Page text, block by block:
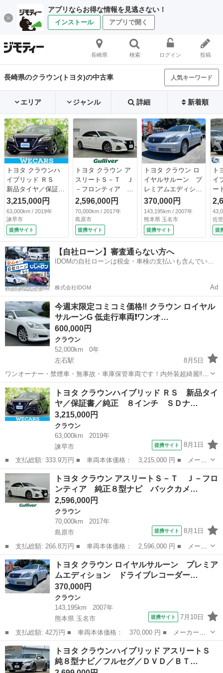
アプリならお得な情報を見逃さない！
インストール アプリで開く
長崎県 検索 ログイン 投稿
長崎県のクラウン(トヨタ)の中古車 人気キーワード
エリア ジャンル 詳細 新着順
トヨタ クラウンハ
イブリッド ＲＳ
新品タイヤ／保証書
／純正 ８インチ
ＳＤナビ／トヨタセ
ーフティセンス／シ
ートヒーター／車線
逸脱防止支援システ
ム／ヘッドランプ
ＬＥＤ／Ｂｌｕｅｔ
ｏｏｔｈ接続／ＥＴ
Ｃ／ＥＢＤ付ＡＢＳ
／横滑り防止装置
（検10.5）
3,215,000円
63,000km / 2019年
諫早市
提携サイト
トヨタ クラウン ア
スリートＳ－Ｔ Ｊ
－フロンティア 純
正８型ナビ バック
カメラ トヨタセー
フティセンス 衝突
被害軽減ブレーキ
レーンキープアシス
ト オートライト
オートハイビーム
レーダークルコン
トリトラミラー シ
10.2）
2,596,000円
70,000km / 2017年
島原市
提携サイト
トヨタ クラウン ロ
イヤルサルーン プ
レミアムエディショ
ン ドライブレコー
ダー ＥＴＣ クリ
アランスソナー オ
ートクルーズコント
ロール バックカメ
ラ ナビ アルミホ
イール オートライ
ト ＨＩＤ ＡＴ
シート （検9.2）
370,000円
143,195km / 2007年
熊本県 玉名市
提携サイト
ト
イ
ー
／
／
革
席
１
ッ
ル
佐
提
【自社ローン】審査通らない方へ
IDOMの自社ローンは税金・車検の支払いも含んでいる
株式会社IDOM Ad
今週末限定コミコミ価格‼️ クラウン ロイヤル
サルーンG 低走行車両❗️ワンオ…
600,000円
クラウン
52,000km
0年
左石駅
8月5日
ワンオーナー・禁煙車・無事故・車庫保管車両です！内外装超綺麗‼️後
部窓スクリーン付き！リアガラスオートスクリーン付き！ 鍵2本有り
＊車検 令和9.2 ＊令和7年3月前後ブレーキパッド新品交換 ■ メーカ
ー名： トヨタ...
長崎 佐世保市 左石駅 クラウン 車両
トヨタ クラウンハイブリッド ＲＳ 新品タイ
ヤ／保証書／純正 ８インチ ＳＤナ…
3,215,000円
クラウン
63,000km
2019年
諫早市
提携サイト 8月1日
■ 支払総額: 333.9万円 ■ 車両本体価格： 3,215,000 円 ■ メーカ
ー名： トヨタ ■ 車種名： クラウンハイブリッド ■ グレード
名： ＲＳ 新品タイヤ／保証書／純正 ８インチ ＳＤナビ／トヨ
タセーフテ...
長崎 諫早市 クラウン
トヨタ クラウン アスリートＳ－Ｔ Ｊ－フロ
ンティア 純正８型ナビ バックカメ…
2,596,000円
クラウン
70,000km
2017年
島原市
提携サイト 8月1日
■ 支払総額: 266.8万円 ■ 車両本体価格： 2,596,000 円 ■ メーカ
ー名： トヨタ ■ 車種名： クラウン ■ グレード名： アスリー
トＳ－Ｔ Ｊ－フロンティア 純正８型ナビ バックカメラ トヨタ
セーフテ...
長崎 島原市 クラウン
トヨタ クラウン ロイヤルサルーン プレミア
ムエディション ドライブレコーダー…
370,000円
クラウン
143,195km
2007年
熊本県 玉名市
提携サイト 7月10日
■ 支払総額: 42万円 ■ 車両本体価格： 370,000 円 ■ メーカー
名： トヨタ ■ 車種名： クラウン ■ グレード名： ロイヤルサ
ルーン プレミアムエディション ドライブレコーダー ＥＴＣ ク
リアランスソナー...
熊本 玉名市 クラウン
トヨタ クラウンハイブリッド アスリートＳ
純８型ナビ／フルセグ／ＤＶＤ／ＢＴ…